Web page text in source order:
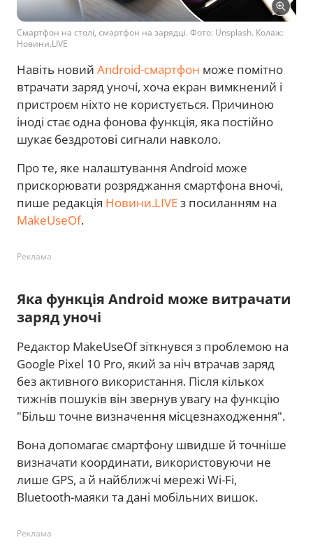
Смартфон на столі, смартфон на зарядці. Фото: Unsplash. Колаж:
Новини.LIVE
Навіть новий Android-смартфон може помітно
втрачати заряд уночі, хоча екран вимкнений і
пристроєм ніхто не користується. Причиною
іноді стає одна фонова функція, яка постійно
шукає бездротові сигнали навколо.
Про те, яке налаштування Android може
прискорювати розряджання смартфона вночі,
пише редакція Новини.LIVEз посиланням на
MakeUseOf.
Реклама
Яка функція Android може витрачати
заряд уночі
Редактор MakeUseOf зіткнувся з проблемою на
Google Pixel 10 Pro, який за ніч втрачав заряд
без активного використання. Після кількох
тижнів пошуків він звернув увагу на функцію
"Більш точне визначення місцезнаходження".
Вона допомагає смартфону швидше й точніше
визначати координати, використовуючи не
лише GPS, а й найближчі мережі Wi-Fi,
Bluetooth-маяки та дані мобільних вишок.
Реклама